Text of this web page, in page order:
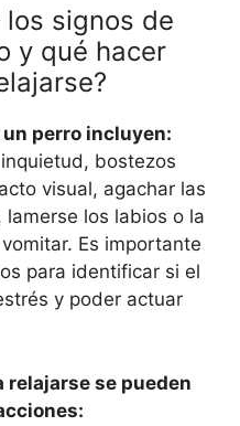
signos de
y qué hacer
perro incluyen:
bostezos
visual, agachar las
los labios o la
Es importante
para identificar si el
y poder actuar
relajarse se pueden